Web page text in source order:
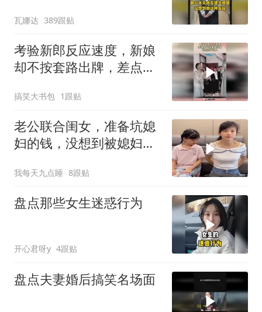
瓦娜达 389跟贴
考验新郎反应速度，新娘
却不按套路出牌，差点当
搞笑大书包 1跟贴
老公联合闺女，准备坑媳
妇的钱，没想到被媳妇坑
我每天九点睡 8跟贴
盘点那些女生迷惑行为
开心君呀y 4跟贴
盘点夫妻婚后搞笑名场面